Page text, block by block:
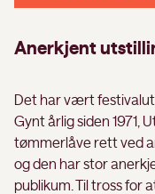
Anerkjent
Det har vært
Gynt årlig siden 1971,
tømmerlåve rett ved
og den har stor
publikum. Til tross for